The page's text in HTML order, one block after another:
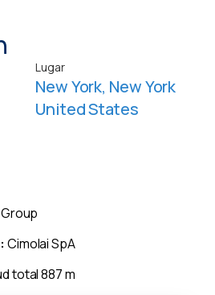
Lugar
New York, New York
United States
Group
Cimolai SpA
total 887 m